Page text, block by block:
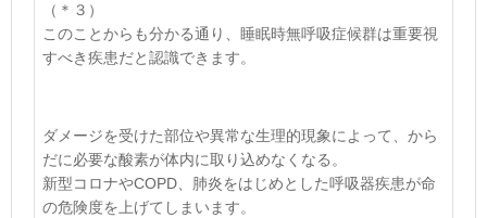
（＊３）
このことからも分かる通り、睡眠時無呼吸症候群は重要視
すべき疾患だと認識できます。
ダメージを受けた部位や異常な生理的現象によって、から
だに必要な酸素が体内に取り込めなくなる。
新型コロナやCOPD、肺炎をはじめとした呼吸器疾患が命
の危険度を上げてしまいます。